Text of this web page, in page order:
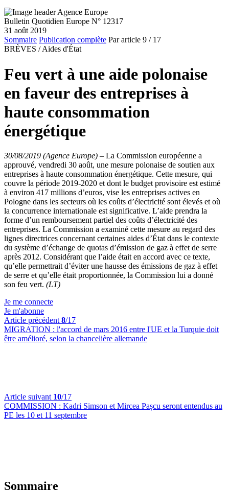
Bulletin Quotidien Europe N° 12317
31 août 2019
Sommaire Publication complète Par article 9 / 17
BRÈVES / Aides d'État
Feu vert à une aide polonaise
en faveur des entreprises à
haute consommation
énergétique
30/08/2019 (Agence Europe) – La Commission européenne a
approuvé, vendredi 30 août, une mesure polonaise de soutien aux
entreprises à haute consommation énergétique. Cette mesure, qui
couvre la période 2019-2020 et dont le budget provisoire est estimé
à environ 417 millions d’euros, vise les entreprises actives en
Pologne dans les secteurs où les coûts d’électricité sont élevés et où
la concurrence internationale est significative. L’aide prendra la
forme d’un remboursement partiel des coûts d’électricité des
entreprises. La Commission a examiné cette mesure au regard des
lignes directrices concernant certaines aides d’État dans le contexte
du système d’échange de quotas d’émission de gaz à effet de serre
après 2012. Considérant que l’aide était en accord avec ce texte,
qu’elle permettrait d’éviter une hausse des émissions de gaz à effet
de serre et qu’elle était proportionnée, la Commission lui a donné
son feu vert. (LT)
Je me connecte
Je m'abonne
Article précédent 8/17
MIGRATION : l'accord de mars 2016 entre l'UE et la Turquie doit
être amélioré, selon la chancelière allemande
Article suivant 10/17
COMMISSION : Kadri Simson et Mircea Pașcu seront entendus au
PE les 10 et 11 septembre
Sommaire